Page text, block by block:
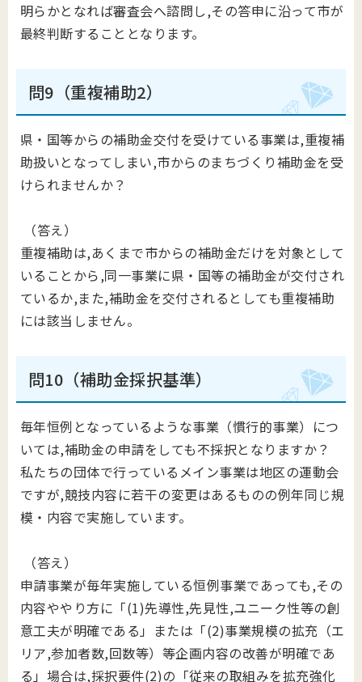
明らかとなれば審査会へ諮問し,その答申に沿って市が
最終判断することとなります。
問9（重複補助2）
県・国等からの補助金交付を受けている事業は,重複補
助扱いとなってしまい,市からのまちづくり補助金を受
けられませんか？
（答え）
重複補助は,あくまで市からの補助金だけを対象として
いることから,同一事業に県・国等の補助金が交付され
ているか,また,補助金を交付されるとしても重複補助
には該当しません。
問10（補助金採択基準）
毎年恒例となっているような事業（慣行的事業）につ
いては,補助金の申請をしても不採択となりますか？
私たちの団体で行っているメイン事業は地区の運動会
ですが,競技内容に若干の変更はあるものの例年同じ規
模・内容で実施しています。
（答え）
申請事業が毎年実施している恒例事業であっても,その
内容ややり方に「(1)先導性,先見性,ユニーク性等の創
意工夫が明確である」または「(2)事業規模の拡充（エ
リア,参加者数,回数等）等企画内容の改善が明確であ
る」場合は,採択要件(2)の「従来の取組みを拡充強化